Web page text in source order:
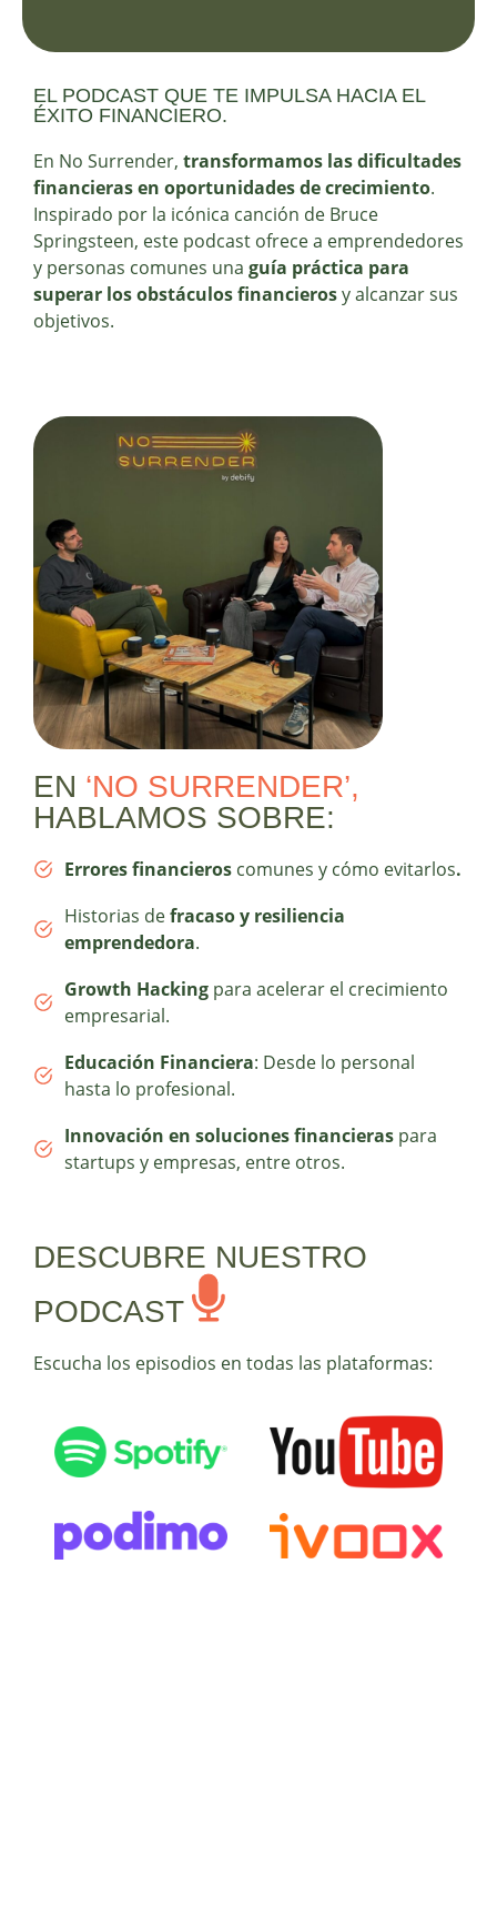
EL PODCAST QUE TE IMPULSA HACIA EL
ÉXITO FINANCIERO.
En No Surrender, transformamos las dificultades
financieras en oportunidades de crecimiento.
Inspirado por la icónica canción de Bruce
Springsteen, este podcast ofrece a emprendedores
y personas comunes una guía práctica para
superar los obstáculos financierosy alcanzar sus
objetivos.
EN ‘NO SURRENDER’,
HABLAMOS SOBRE:
Errores financieros comunes y cómo evitarlos.
Historias defracaso y resiliencia
emprendedora.
Growth Hackingpara acelerar el crecimiento
empresarial.
Educación Financiera: Desde lo personal
hasta lo profesional.
Innovación en soluciones financieraspara
startups y empresas, entre otros.
DESCUBRE NUESTRO
PODCAST
Escucha los episodios en todas las plataformas: